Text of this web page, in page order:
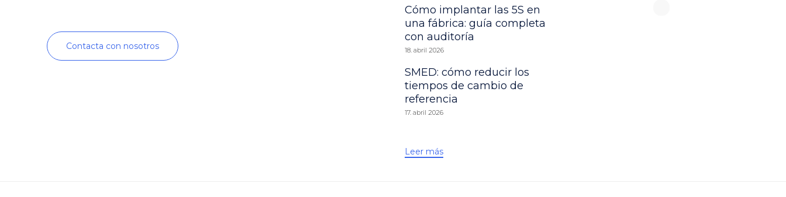
Contacta con nosotros
Cómo implantar las 5S en
una fábrica: guía completa
con auditoría
18. abril 2026
SMED: cómo reducir los
tiempos de cambio de
referencia
17. abril 2026
Leer más